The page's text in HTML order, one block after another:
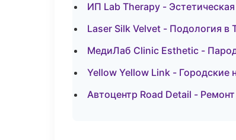
ИП Lab Therapy -
Laser Silk Velvet - Подология в
МедиЛаб Clinic Esthetic -
Yellow Yellow Link - Городские
Автоцентр Road Detail -